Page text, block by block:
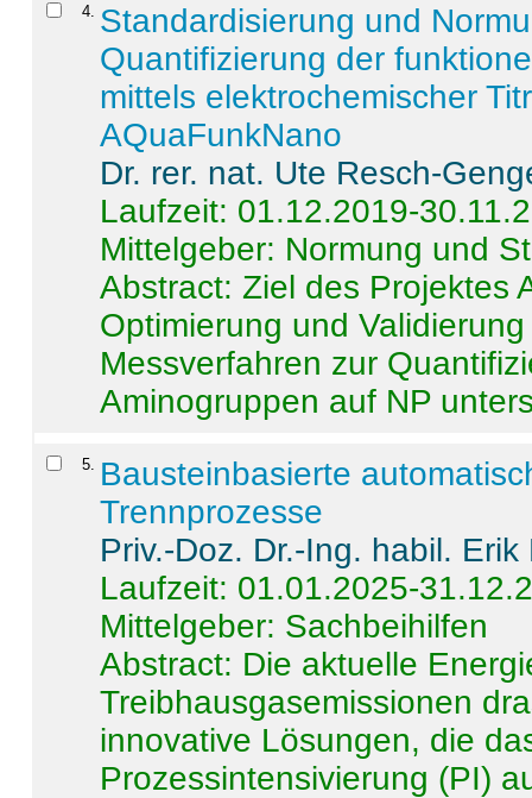
4 Standardisierung und
Quantifizierung der
mittels elektrochemischer
AQuaFunkNano
Dr. rer. nat. Ute Resch-
Laufzeit: 01.12.2019-
Mittelgeber: Normung und
Abstract:Ziel des Projektes
Optimierung und
Messverfahren zur
Aminogruppen auf NP
5
Bausteinbasierte
Trennprozesse
Priv.-Doz. Dr.-Ing. habil. Erik
Laufzeit: 01.01.2025-
Mittelgeber: Sachbeihilfen
Abstract: Die aktuelle
Treibhausgasemissionen
innovative Lösungen, die
Prozessintensivierung (PI)